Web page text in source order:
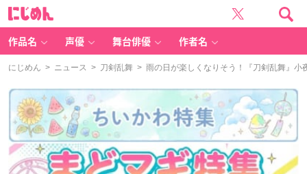
作品名 声優 舞台俳優 作者名
にじめん > ニュース > 刀剣乱舞 > 雨の日が楽しくなりそう！『刀剣乱舞』小